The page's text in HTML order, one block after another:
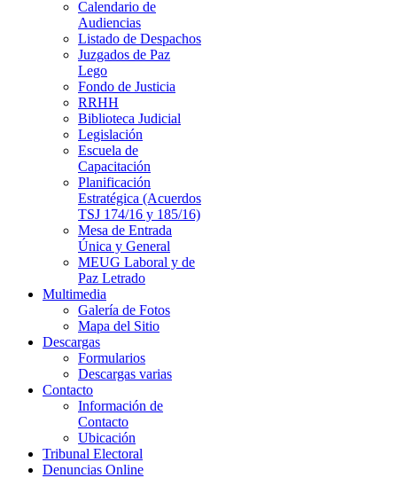
Calendario de
Audiencias
Listado de Despachos
Juzgados de Paz
Lego
Fondo de Justicia
RRHH
Biblioteca Judicial
Legislación
Escuela de
Capacitación
Planificación
Estratégica (Acuerdos
TSJ 174/16 y 185/16)
Mesa de Entrada
Única y General
MEUG Laboral y de
Paz Letrado
Multimedia
Galería de Fotos
Mapa del Sitio
Descargas
Formularios
Descargas varias
Contacto
Información de
Contacto
Ubicación
Tribunal Electoral
Denuncias Online